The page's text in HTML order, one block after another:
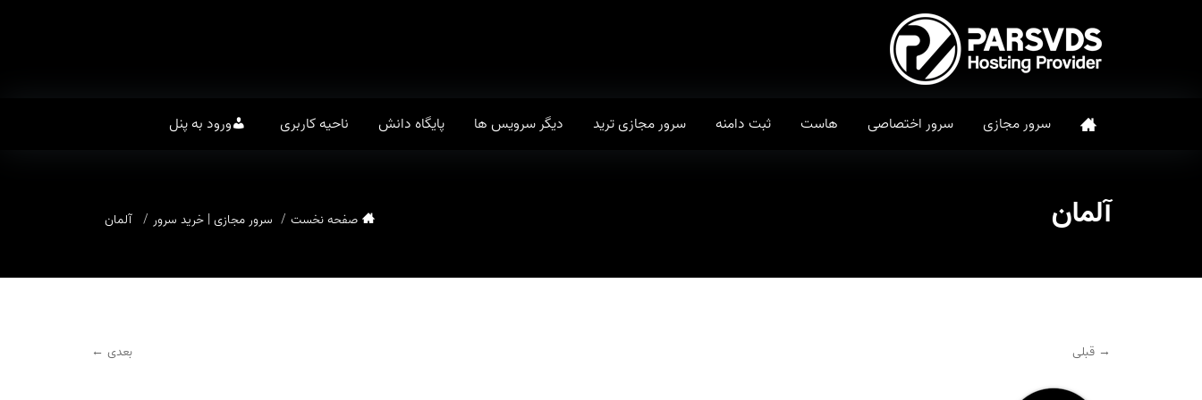
سرور مجازی سرور اختصاصی هاست ثبت دامنه سرور مجازی ترید دیگر سرویس ها پایگاه دانش ناحیه کاربری ورود به پنل
آلمان صفحه نخست سرور مجازی | خرید سرور آلمان
→ قبلی بعدی ←